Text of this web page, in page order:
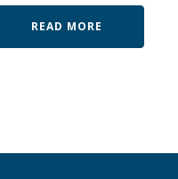
READ MORE